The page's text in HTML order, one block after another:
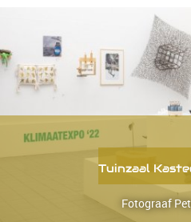
Tuinzaal
Fotograaf